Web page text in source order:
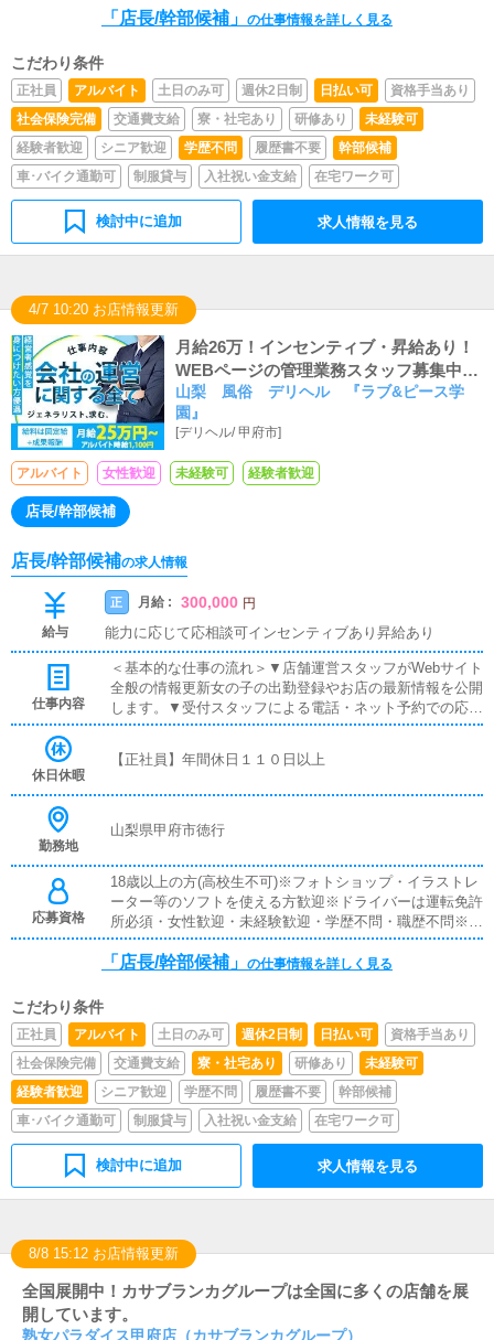
「店長/幹部候補」 の仕事情報を詳しく見る
こだわり条件
正社員 アルバイト 土日のみ可 週休2日制 日払い可
資格手当あり
社会保険完備
交通費支給 寮・社宅あり 研修あり
未経験可
経験者歓迎
シニア歓迎 学歴不問 履歴書不要
幹部候補
車･バイク通勤可
制服貸与 入社祝い金支給 在宅ワーク可
検討中に追加 求人情報を見る
4/7 10:20 お店情報更新
月給26万！インセンティブ・昇給あり！
WEBページの管理業務スタッフ募集中で
す！
山梨 風俗 デリヘル 『ラブ&ピース学
園』
[デリヘル/甲府市]
アルバイト 女性歓迎 未経験可 経験者歓迎
店長/幹部候補
店長/幹部候補の求人情報
給与
正 月給 : 300,000 円
能力に応じて応相談可インセンティブあり昇給あり
仕事内容
＜基本的な仕事の流れ＞▼店舗運営スタッフがWebサイト
全般の情報更新女の子の出勤登録やお店の最新情報を公開
します。▼受付スタッフによる電話・ネット予約での応対
お客様からの問い合わせやご予約を確認します。▼ドライ
で安全に送り届けて頂きます。▼寮・待機場の清掃女の子
デザイナーやフォトグラファーに発注依頼を行います。
休日休暇
【正社員】年間休日１１０日以上
勤務地
山梨県甲府市徳行
応募資格
18歳以上の方(高校生不可)※フォトショップ・イラストレ
ーター等のソフトを使える方歓迎※ドライバーは運転免許
所必須・女性歓迎・未経験歓迎・学歴不問・職歴不問※18
歳未満（高校生を含む）の応募はお断りします。
「店長/幹部候補」 の仕事情報を詳しく見る
こだわり条件
正社員 アルバイト 土日のみ可 週休2日制 日払い可
資格手当あり
社会保険完備
交通費支給 寮・社宅あり 研修あり
未経験可
経験者歓迎
シニア歓迎 学歴不問 履歴書不要
幹部候補
車･バイク通勤可
制服貸与 入社祝い金支給 在宅ワーク可
検討中に追加 求人情報を見る
8/8 15:12 お店情報更新
全国展開中！カサブランカグループは全国に多くの店舗を展
開しています。
熟女パラダイス甲府店（カサブランカグループ）